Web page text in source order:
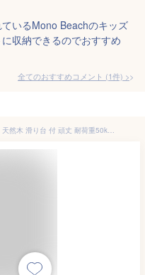
いるMono Beachのキッズ
収納できるのでおすすめ
全てのおすすめコメント (1件) >
【現役ママが考えた】 ジャングルジム 天然木 滑り台 付 頑丈 耐荷重50kg 遊具 室内 すべり台 大型遊具 子供用 滑り台 木製 軽量 天然木 パイン材 ギフト クリスマス プレゼント 贈り物【対象年齢2～6歳】【実用新案登録】